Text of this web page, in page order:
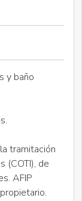
y baño
tramitación
(COTI), de
AFIP